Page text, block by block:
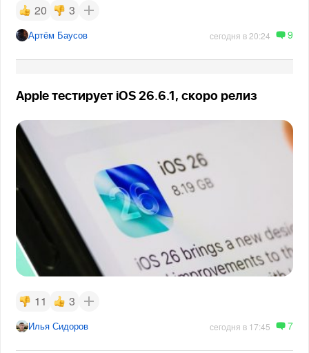
20 3
Артём Баусов сегодня в 20:24 9
Apple тестирует iOS 26.6.1, скоро релиз
11 3
Илья Сидоров сегодня в 17:45 7